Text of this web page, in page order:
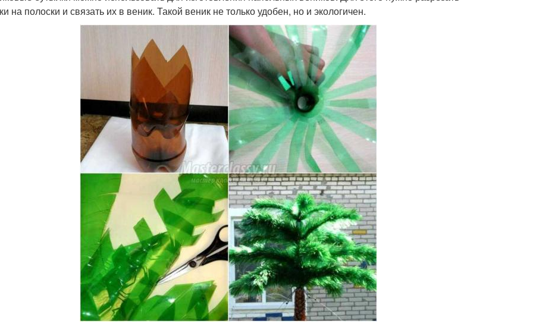
на полоски и связать их в веник. Такой веник не только удобен, но и экологичен.